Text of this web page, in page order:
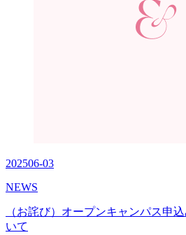
202506-03
NEWS
（お詫び）オープンキャンパス申
いて